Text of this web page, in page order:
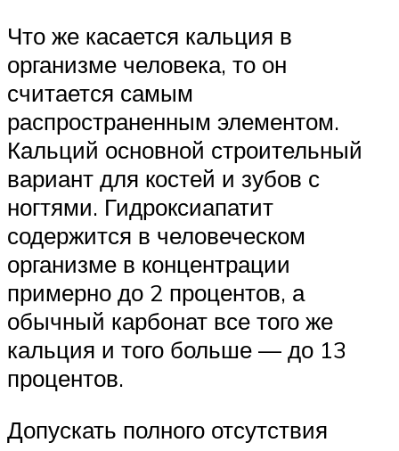
Что же касается кальция в
организме человека, то он
считается самым
распространенным элементом.
Кальций основной строительный
вариант для костей и зубов с
ногтями. Гидроксиапатит
содержится в человеческом
организме в концентрации
примерно до 2 процентов, а
обычный карбонат все того же
кальция и того больше — до 13
процентов.
Допускать полного отсутствия